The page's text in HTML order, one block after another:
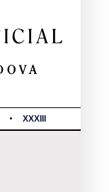
XXXIII